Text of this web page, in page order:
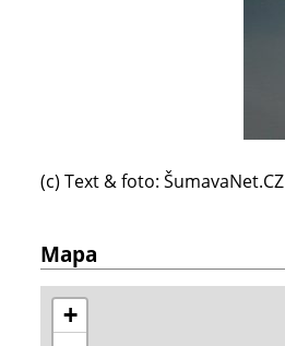
(c) Text & foto: ŠumavaNet.CZ
Mapa